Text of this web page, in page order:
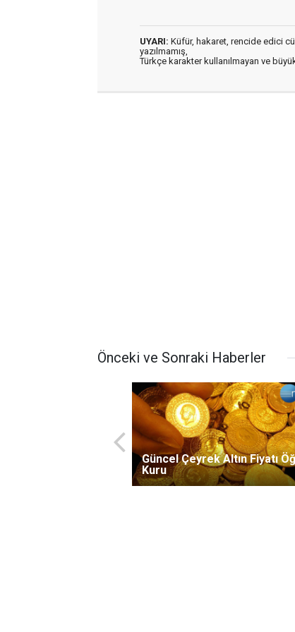
UYARI: Küfür, hakaret, rencide edici
yazılmamış,
Türkçe karakter kullanılmayan ve
Önceki ve Sonraki Haberler
Güncel Çeyrek Altın Fiyatı
Kuru